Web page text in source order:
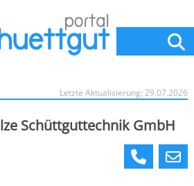
Letzte Aktualisierung: 29.07.2026
Schüttguttechnik GmbH